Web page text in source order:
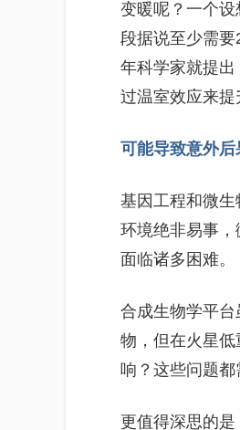
变暖呢？一个
段据说至少需
年科学家就提
过温室效应来提
可能导致意外
基因工程和微
环境绝非易事，
面临诸多困难。
合成生物学平
物，但在火星
响？这些问题都
更值得深思的